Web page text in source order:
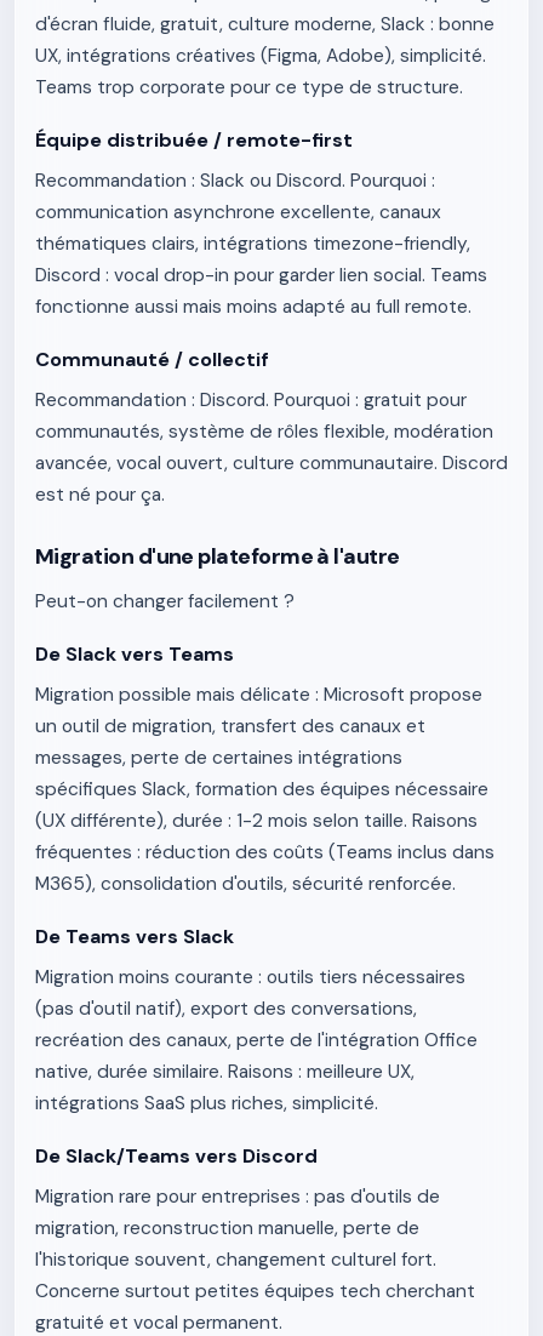
d'écran fluide, gratuit, culture moderne, Slack : bonne
UX, intégrations créatives (Figma, Adobe), simplicité.
Teams trop corporate pour ce type de structure.
Équipe distribuée / remote-first
Recommandation : Slack ou Discord. Pourquoi :
communication asynchrone excellente, canaux
thématiques clairs, intégrations timezone-friendly,
Discord : vocal drop-in pour garder lien social. Teams
fonctionne aussi mais moins adapté au full remote.
Communauté / collectif
Recommandation : Discord. Pourquoi : gratuit pour
communautés, système de rôles flexible, modération
avancée, vocal ouvert, culture communautaire. Discord
est né pour ça.
Migration d'une plateforme à l'autre
Peut-on changer facilement ?
De Slack vers Teams
Migration possible mais délicate : Microsoft propose
un outil de migration, transfert des canaux et
messages, perte de certaines intégrations
spécifiques Slack, formation des équipes nécessaire
(UX différente), durée : 1-2 mois selon taille. Raisons
fréquentes : réduction des coûts (Teams inclus dans
M365), consolidation d'outils, sécurité renforcée.
De Teams vers Slack
Migration moins courante : outils tiers nécessaires
(pas d'outil natif), export des conversations,
recréation des canaux, perte de l'intégration Office
native, durée similaire. Raisons : meilleure UX,
intégrations SaaS plus riches, simplicité.
De Slack/Teams vers Discord
Migration rare pour entreprises : pas d'outils de
migration, reconstruction manuelle, perte de
l'historique souvent, changement culturel fort.
Concerne surtout petites équipes tech cherchant
gratuité et vocal permanent.